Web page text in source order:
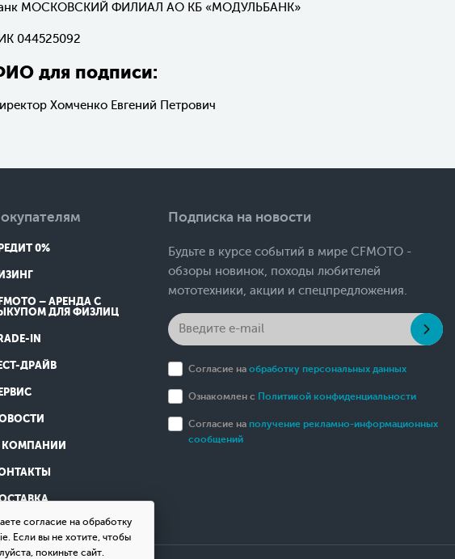
согласие на обработку
Если вы не хотите, чтобы
покиньте сайт.
МОСКОВСКИЙ ФИЛИАЛ АО КБ «МОДУЛЬБАНК»
044525092
для подписи:
Хомченко Евгений Петрович
0%
– АРЕНДА С
ДЛЯ ФИЗЛИЦ
IN
ДРАЙВ
КОМПАНИИ
Подписка на новости
Будьте в курсе событий в мире CFMOTO -
обзоры новинок, походы любителей
мототехники, акции и спецпредложения.
Согласие на обработку персональных данных
Ознакомлен с Политикой конфиденциальности
Согласие на получение рекламно-информационных
сообщений